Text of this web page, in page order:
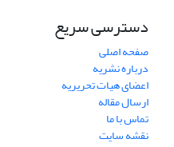
دسترسی سریع
صفحه اصلی
درباره نشریه
اعضای هیات تحریریه
ارسال مقاله
تماس با ما
نقشه سایت